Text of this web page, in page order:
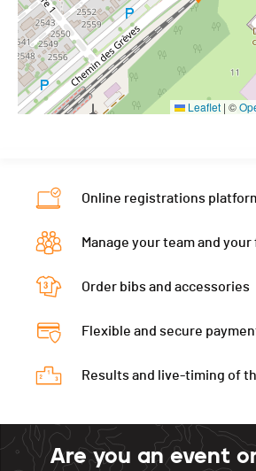
Leaflet | ©
Online registrations
Manage your team and
Order bibs and accessories
Flexible and secure
Results and live-timing of
Are you an event